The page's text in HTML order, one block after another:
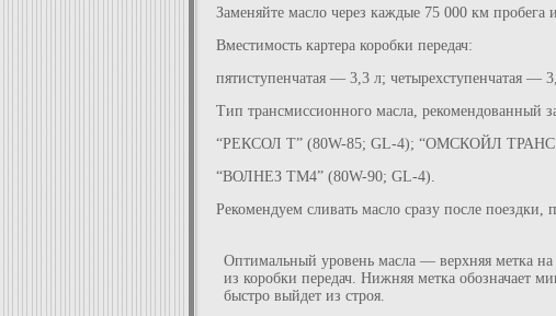
Заменяйте масло через каждые 75 000 км пробега
Вместимость картера коробки передач:
пятиступенчатая — 3,3 л; четырехступенчатая —
Тип трансмиссионного масла, рекомендованный
“РЕКСОЛ Т” (80W-85; GL-4); “ОМСКОЙЛ ТРАНС
“ВОЛНЕЗ ТМ4” (80W-90; GL-4).
Рекомендуем сливать масло сразу после поездки,
Оптимальный уровень масла — верхняя метка
из коробки передач. Нижняя метка обозначает
быстро выйдет из строя.